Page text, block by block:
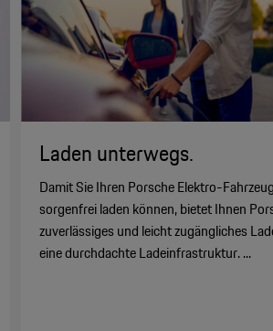
Laden unterwegs.
Damit Sie Ihren Porsche Elektro-
sorgenfrei laden können, bietet Ihnen
zuverlässiges und leicht zugängliches
eine durchdachte Ladeinfrastruktur. ...